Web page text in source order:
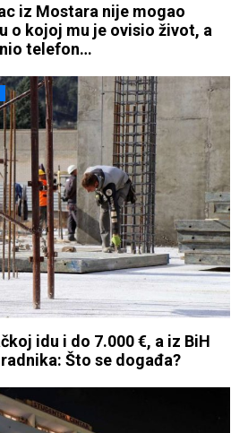
iz Mostara nije mogao
o kojoj mu je ovisio život, a
telefon…
idu i do 7.000 €, a iz BiH
Što se događa?